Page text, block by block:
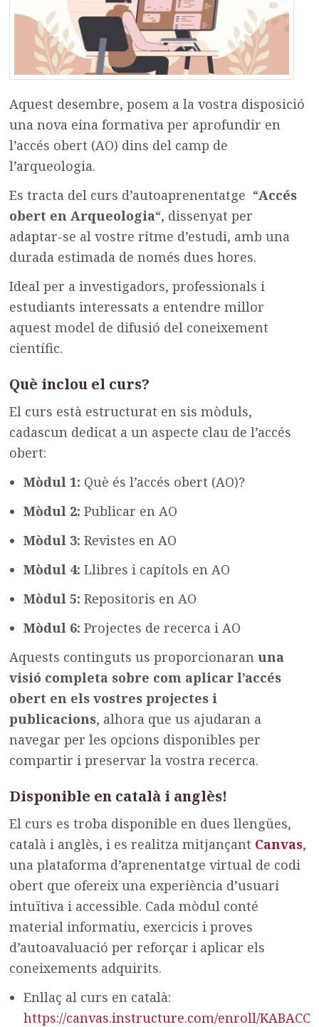
Aquest desembre, posem a la vostra disposició
una nova eina formativa per aprofundir en
l’accés obert (AO) dins del camp de
l’arqueologia.
Es tracta del curs d’autoaprenentatge “Accés
obert en Arqueologia“, dissenyat per
adaptar-se al vostre ritme d’estudi, amb una
durada estimada de només dues hores.
Ideal per a investigadors, professionals i
estudiants interessats a entendre millor
aquest model de difusió del coneixement
científic.
Què inclou el curs?
El curs està estructurat en sis mòduls,
cadascun dedicat a un aspecte clau de l’accés
obert:
Mòdul 1: Què és l’accés obert (AO)?
Mòdul 2: Publicar en AO
Mòdul 3: Revistes en AO
Mòdul 4: Llibres i capítols en AO
Mòdul 5: Repositoris en AO
Mòdul 6: Projectes de recerca i AO
Aquests continguts us proporcionaranuna
visió completa sobre com aplicar l’accés
obert en els vostres projectes i
publicacions, alhora que us ajudaran a
navegar per les opcions disponibles per
compartir i preservar la vostra recerca.
Disponible en català i anglès!
El curs es troba disponible en dues llengües,
català i anglès, i es realitza mitjançant Canvas,
una plataforma d’aprenentatge virtual de codi
obert que ofereix una experiència d’usuari
intuïtiva i accessible. Cada mòdul conté
material informatiu, exercicis i proves
d’autoavaluació per reforçar i aplicar els
coneixements adquirits.
Enllaç al curs en català:
https://canvas.instructure.com/enroll/KABACC